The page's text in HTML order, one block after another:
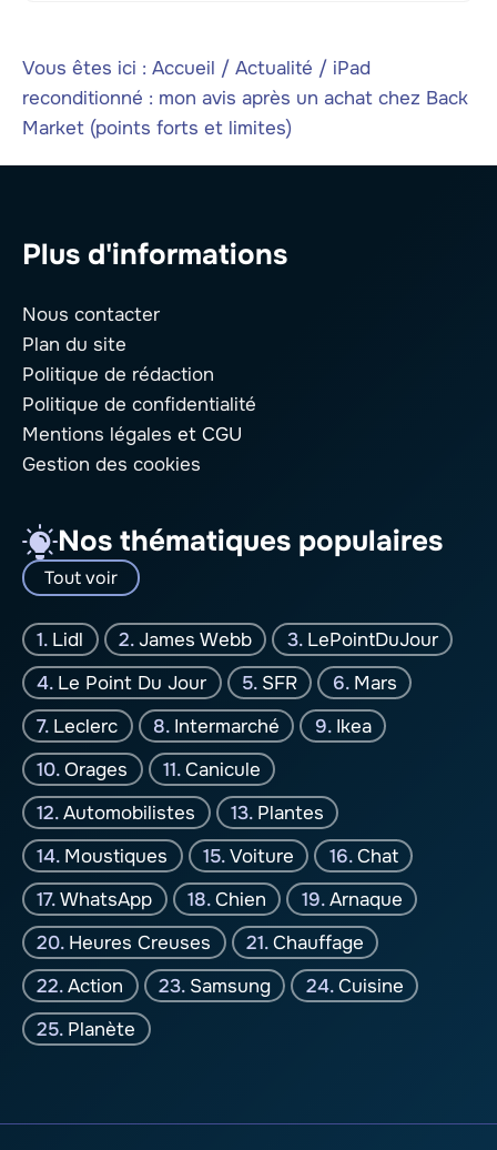
Vous êtes ici : Accueil / Actualité / iPad
reconditionné : mon avis après un achat chez Back
Market (points forts et limites)
Plus d'informations
Nous contacter
Plan du site
Politique de rédaction
Politique de confidentialité
Mentions légales et CGU
Gestion des cookies
Nos thématiques populaires
Tout voir
Lidl James Webb
LePointDuJour
Le Point Du Jour
SFR
Mars
Leclerc
Intermarché
Ikea
Orages
Canicule
Automobilistes
Plantes
Moustiques
Voiture
Chat
WhatsApp
Chien
Arnaque
Heures Creuses
Chauffage
Action
Samsung
Cuisine
Planète